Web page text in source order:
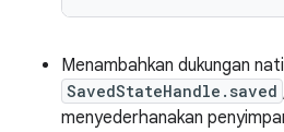
Menambahkan dukungan
SavedStateHandle.saved
menyederhanakan